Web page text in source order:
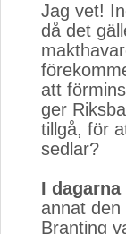
Jag vet!
då det
att
ger
tillgå, för
sedlar?
I dagarna
annat
Branting